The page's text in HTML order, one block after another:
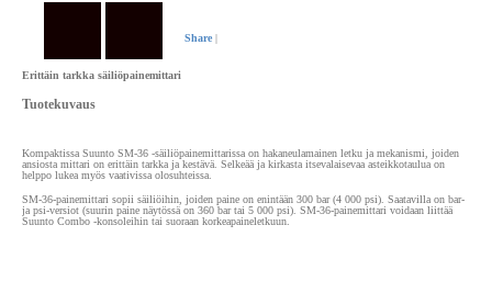
Share |
Erittäin tarkka säiliöpainemittari
Tuotekuvaus
Kompaktissa Suunto SM-36 -säiliöpainemittarissa on hakaneulamainen letku ja mekanismi, joiden
ansiosta mittari on erittäin tarkka ja kestävä. Selkeää ja kirkasta itsevalaisevaa asteikkotaulua on
helppo lukea myös vaativissa olosuhteissa.
SM-36-painemittari sopii säiliöihin, joiden paine on enintään 300 bar (4 000 psi). Saatavilla on bar-
ja psi-versiot (suurin paine näytössä on 360 bar tai 5 000 psi). SM-36-painemittari voidaan liittää
Suunto Combo -konsoleihin tai suoraan korkeapaineletkuun.